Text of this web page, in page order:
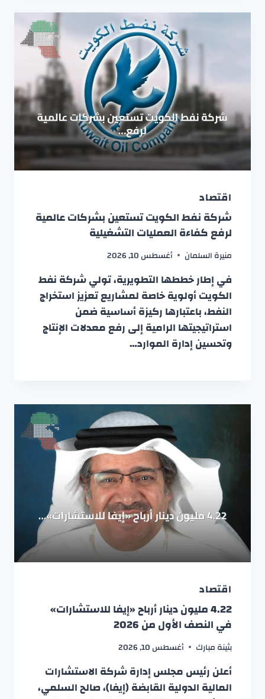
اقتصاد
شركة نفط الكويت تستعين بشركات عالمية
لرفع كفاءة العمليات التشغيلية
منيرة السلمان أغسطس 10, 2026
في إطار خططها التطويرية، تولي شركة نفط
الكويت أولوية خاصة لمشاريع تعزيز استخراج
النفط، باعتبارها ركيزة أساسية ضمن
استراتيجيتها الرامية إلى رفع معدلات الإنتاج
وتحسين إدارة الموارد…
اقتصاد
4.22 مليون دينار أرباح «إيفا للاستشارات»
في النصف الأول من 2026
بثينة مبارك أغسطس 10, 2026
أعلن رئيس مجلس إدارة شركة الاستشارات
المالية الدولية القابضة (إيفا)، صالح السلمي،